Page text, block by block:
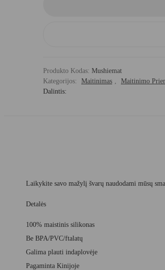
Produkto Kodas: Mushiemat
Kategorijos:
Maitinimas ,
Maitinimo
Dalintis:
Laikykite savo mažylį švarų naudodami mūsų
Detalės
100% maistinis silikonas
Be BPA/PVC/ftalatų
Galima plauti indaplovėje
Pagaminta Kinijoje